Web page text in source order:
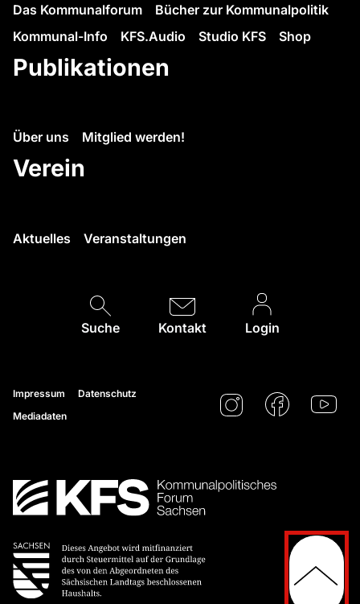
Das Kommunalforum
Bücher zur Kommunalpolitik
Kommunal-Info
KFS.Audio Studio KFS Shop
Publikationen
Über uns Mitglied werden!
Verein
Aktuelles Veranstaltungen
Suche Kontakt Login
Impressum
Datenschutz
Mediadaten